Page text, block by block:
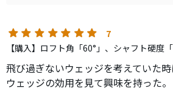
7
【購入】ロフト角「60°」、シャフト硬度「
飛び過ぎないウェッジを考えていた
ウェッジの効用を見て興味を持った。